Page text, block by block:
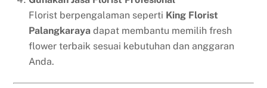
Florist berpengalaman seperti King Florist
Palangkaraya dapat membantu memilih fresh
flower terbaik sesuai kebutuhan dan anggaran
Anda.